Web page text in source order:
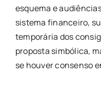
esquema e
sistema financeiro,
temporária dos
proposta simbólica,
se houver consenso